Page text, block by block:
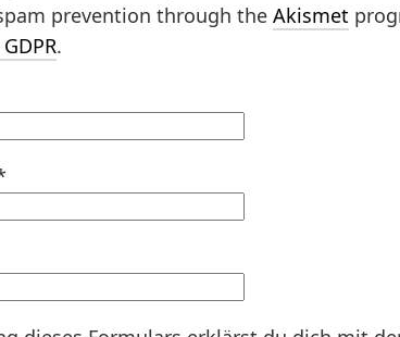
prevention through the Akismet
.